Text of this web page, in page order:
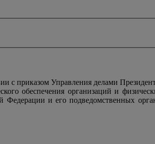
приказом Управления делами
обеспечения организаций и
и его подведомственных